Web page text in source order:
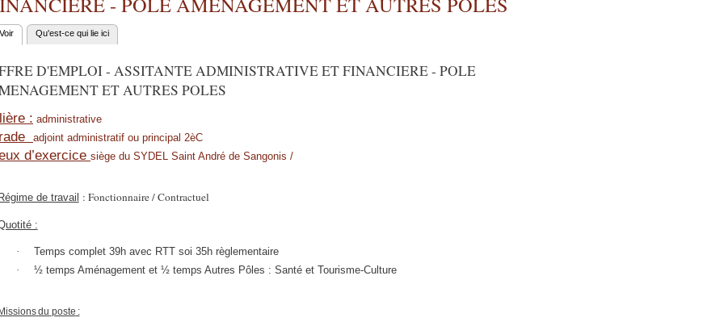
principaux
Voir (onglet actif)
Qu'est-ce qui lie ici
D'EMPLOI - ASSITANTE ADMINISTRATIVE ET FINANCIERE - POLE
ET AUTRES POLES
: administrative
adjoint administratif ou principal 2èC
d’exercice siège du SYDEL Saint André de Sangonis /
Régime de travail : Fonctionnaire / Contractuel
:
·
Temps complet 39h avec RTT soi 35h règlementaire
·
½ temps Aménagement et ½ temps Autres Pôles : Santé et Tourisme-Culture
Missionsdu poste :